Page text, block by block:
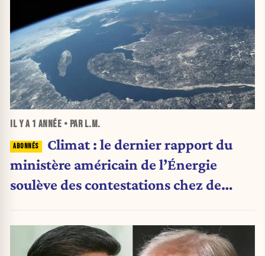
IL Y A 1 ANNÉE • PAR L.M.
Climat : le dernier rapport du
ministère américain de l’Énergie
soulève des contestations chez de